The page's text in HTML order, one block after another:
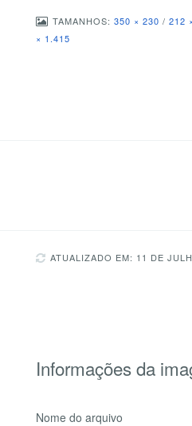
TAMANHOS: 350 × 230 / 212
× 1.415
ATUALIZADO EM: 11 DE
Informações da
Nome do arquivo